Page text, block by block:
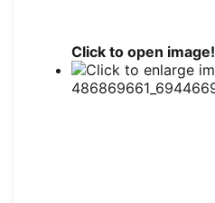
Click to open image!